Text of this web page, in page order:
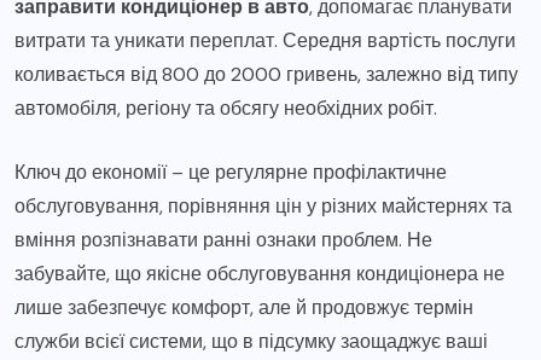
заправити кондиціонер в авто, допомагає планувати
витрати та уникати переплат. Середня вартість послуги
коливається від 800 до 2000 гривень, залежно від типу
автомобіля, регіону та обсягу необхідних робіт.
Ключ до економії – це регулярне профілактичне
обслуговування, порівняння цін у різних майстернях та
вміння розпізнавати ранні ознаки проблем. Не
забувайте, що якісне обслуговування кондиціонера не
лише забезпечує комфорт, але й продовжує термін
служби всієї системи, що в підсумку заощаджує ваші